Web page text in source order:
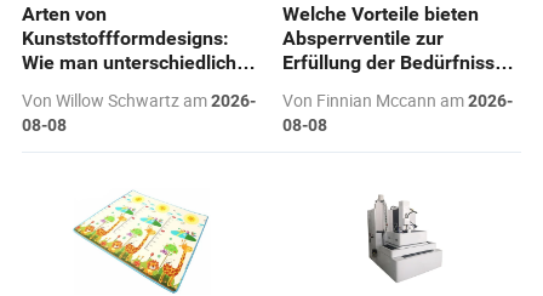
Arten von
Kunststoffformdesigns:
Wie man unterschiedliche
Fertigung erfüllt?
Von Willow Schwartz am2026-
08-08
Welche Vorteile bieten
Absperrventile zur
Erfüllung der Bedürfnisse
Von Finnian Mccann am2026-
08-08